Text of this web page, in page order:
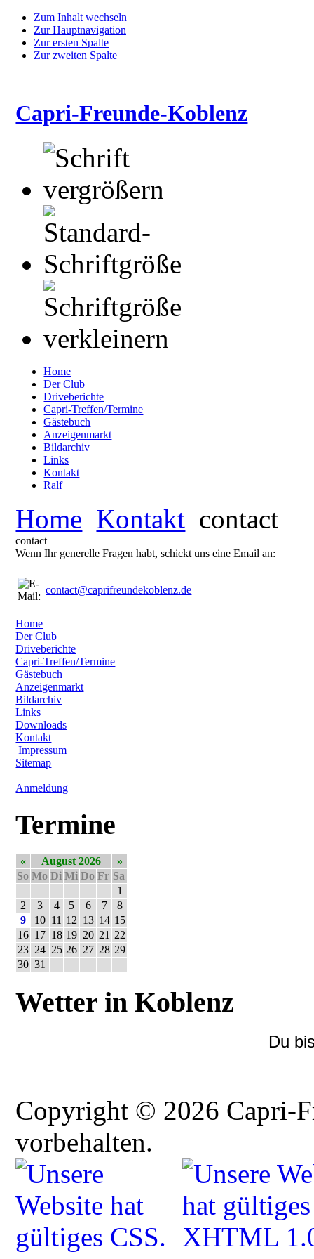
Zum Inhalt wechseln
Zur Hauptnavigation
Zur ersten Spalte
Zur zweiten Spalte
Capri-Freunde-Koblenz
Home
Der Club
Driveberichte
Capri-Treffen/Termine
Gästebuch
Anzeigenmarkt
Bildarchiv
Links
Kontakt
Ralf
Home Kontakt contact
contact
Wenn Ihr generelle Fragen habt, schickt uns eine Email an:
contact@caprifreundekoblenz.de
Home
Der Club
Driveberichte
Capri-Treffen/Termine
Gästebuch
Anzeigenmarkt
Bildarchiv
Links
Downloads
Kontakt
Impressum
Sitemap
Anmeldung
Termine
« August 2026
»
So Mo Di Mi Do Fr Sa
1
2
3 4 5 6 7
8
9
10 11 12 13 14 15
16 17 18 19 20 21 22
23 24 25 26 27 28 29
30 31
Wetter in Koblenz
Du
Copyright © 2026 Capri-
vorbehalten.